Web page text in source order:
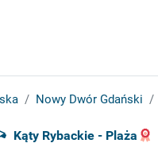
Nowy Dwór Gdański
Kąty Rybackie - Plaża